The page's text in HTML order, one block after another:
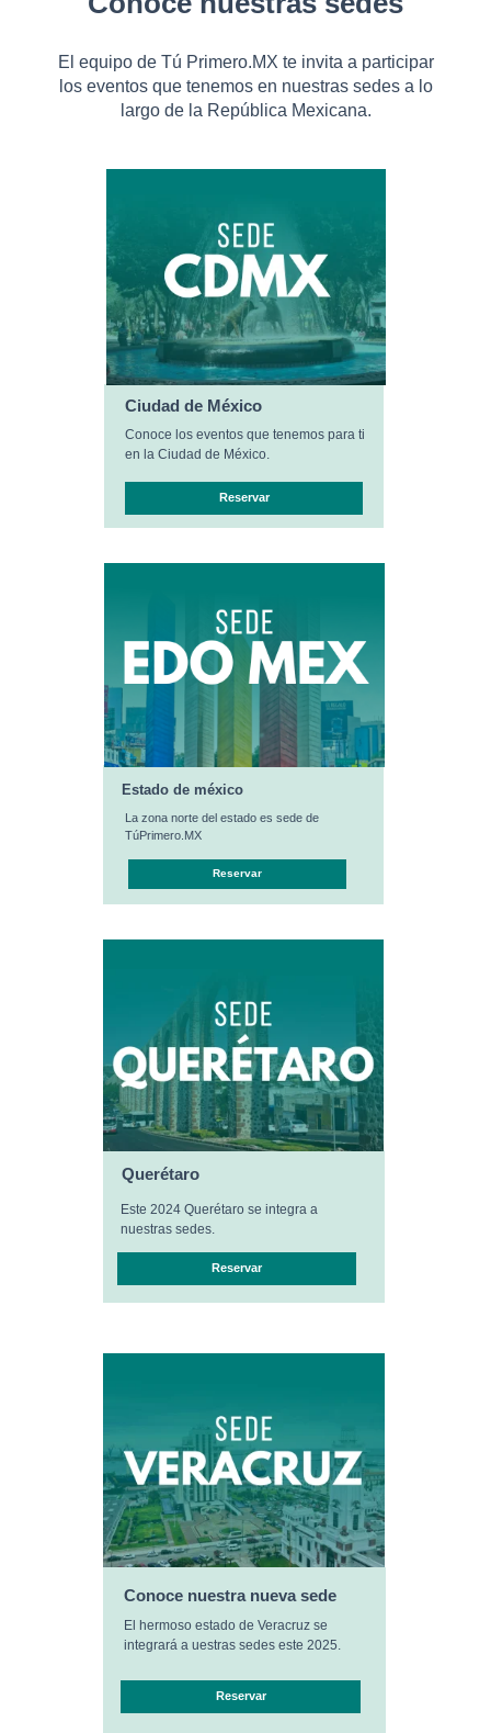
El equipo de Tú Primero.MX te invita a participar
los eventos que tenemos en nuestras sedes a lo
largo de la República Mexicana.
Ciudad de México
Estado de méxico
Querétaro
Conoce nuestra nueva sede
Conoce los eventos que tenemos para ti
en la Ciudad de México.
La zona norte del estado es sede de
TúPrimero.MX
Este 2024 Querétaro se integra a
nuestras sedes.
El hermoso estado de Veracruz se
integrará a uestras sedes este 2025.
Reservar
Reservar
Reservar
Reservar